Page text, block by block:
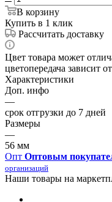
В корзину
Купить в 1 клик
Рассчитать доставку
Цвет товара может
цветопередача зависит
Характеристики
Доп. инфо
—
срок отгрузки до 7 дней
Размеры
—
56 мм
Опт Оптовым
организаций
Наши товары на